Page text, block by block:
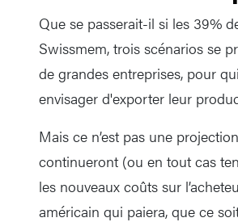
Que se passerait-il si les 39%
Swissmem, trois scénarios se
de grandes entreprises, pour
envisager d'exporter leur
Mais ce n’est pas une
continueront (ou en tout cas
les nouveaux coûts sur
américain qui paiera, que ce